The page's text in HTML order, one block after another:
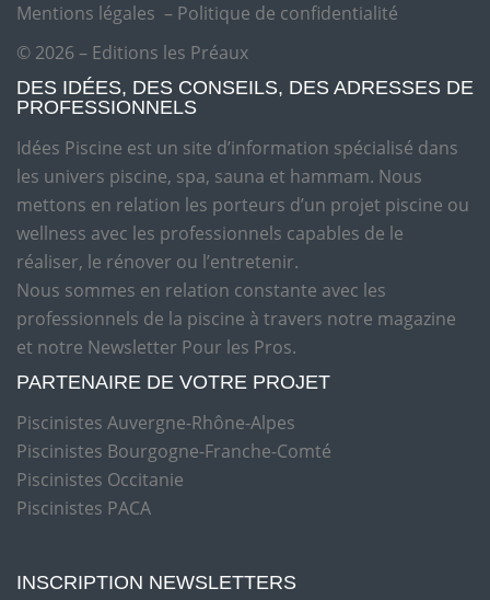
Mentions légales – Politique de confidentialité
© 2026 – Editions les Préaux
DES IDÉES, DES CONSEILS, DES ADRESSES DE
PROFESSIONNELS
Idées Piscine est un site d’information spécialisé dans
les univers piscine, spa, sauna et hammam. Nous
mettons en relation les porteurs d’un projet piscine ou
wellness avec les professionnels capables de le
réaliser, le rénover ou l’entretenir.
Nous sommes en relation constante avec les
professionnels de la piscine à travers notre magazine
et notre Newsletter Pour les Pros.
PARTENAIRE DE VOTRE PROJET
Piscinistes Auvergne-Rhône-Alpes
Piscinistes Bourgogne-Franche-Comté
Piscinistes Occitanie
Piscinistes PACA
INSCRIPTION NEWSLETTERS